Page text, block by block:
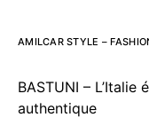
AMILCAR STYLE –
BASTUNI –
authentique